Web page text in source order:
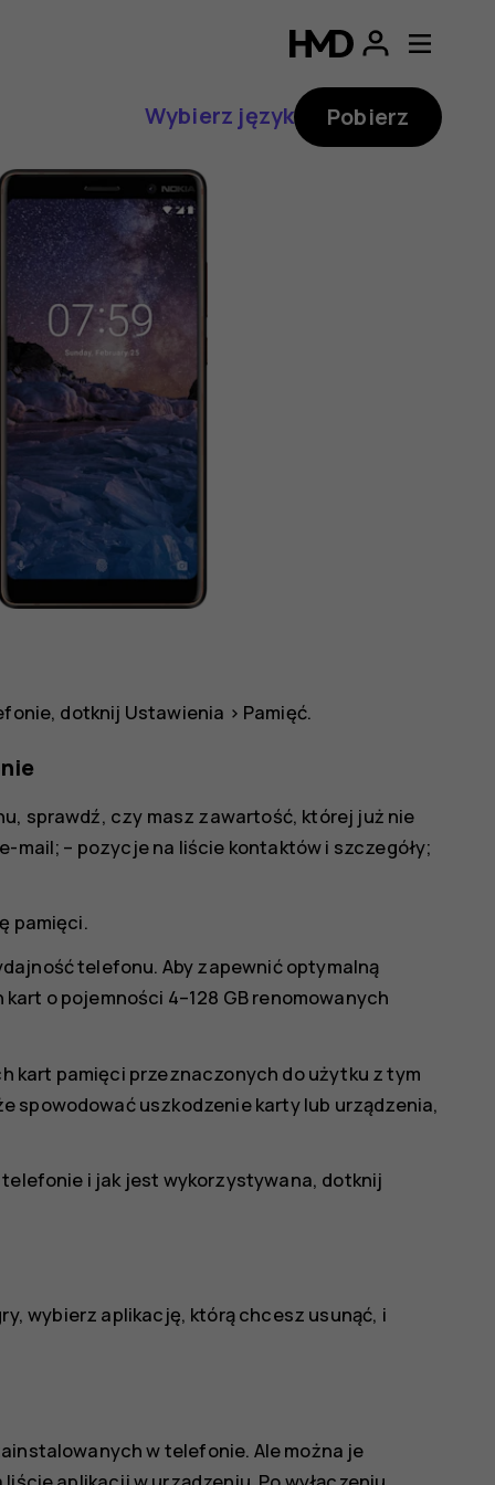
Wybierz język Pobierz
dotknij Ustawienia > Pamięć.
sprawdź, czy masz zawartość, której już nie
mail; – pozycje na liście kontaktów i szczegóły;
pamięci.
telefonu. Aby zapewnić optymalną
o pojemności 4–128 GB renomowanych
kart pamięci przeznaczonych do użytku z tym
spowodować uszkodzenie karty lub urządzenia,
i jak jest wykorzystywana, dotknij
, wybierz aplikację, którą chcesz usunąć, i
w telefonie. Ale można je